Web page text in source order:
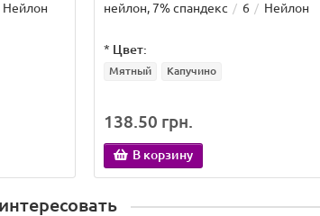
Нейлон
нейлон, 7% спандекс
6 Нейлон
* Цвет:
Мятный Капучино
138.50 грн.
В корзину